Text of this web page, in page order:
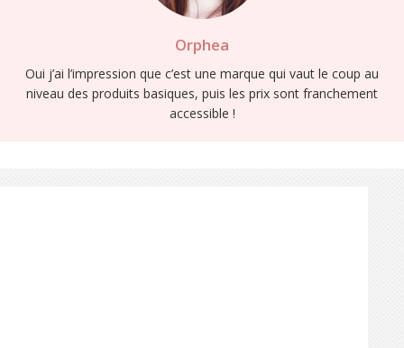
Orphea
Oui j’ai l’impression que c’est une marque qui vaut le coup au
niveau des produits basiques, puis les prix sont franchement
accessible !